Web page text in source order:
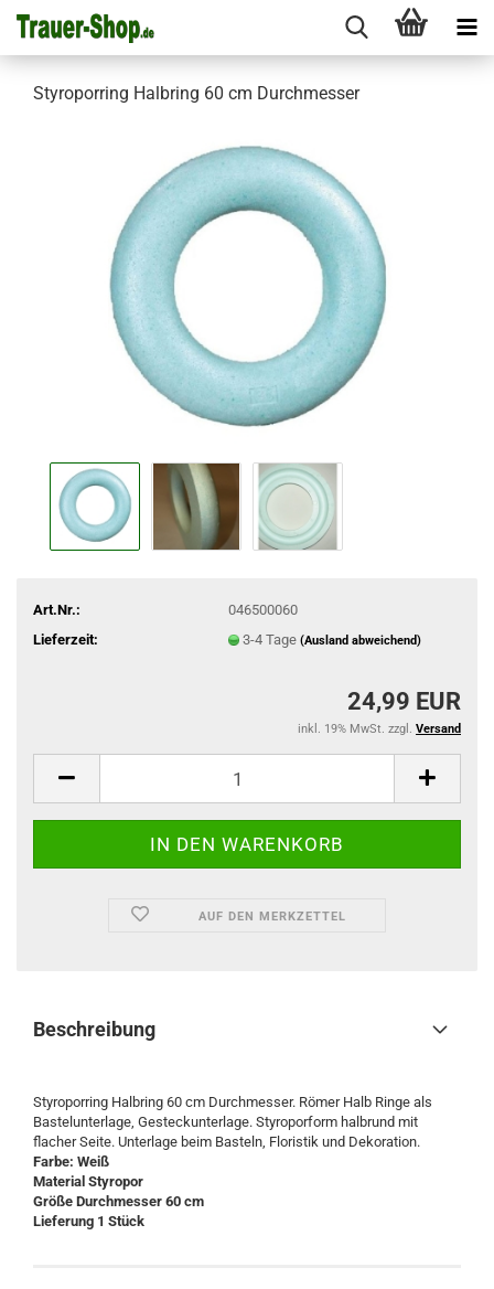
Styroporring Halbring 60 cm Durchmesser
Art.Nr.:
046500060
Lieferzeit:
3-4 Tage (Ausland abweichend)
24,99 EUR
inkl. 19% MwSt. zzgl. Versand
AUF DEN MERKZETTEL
Beschreibung
Styroporring Halbring 60 cm Durchmesser. Römer Halb Ringe als
Bastelunterlage, Gesteckunterlage. Styroporform halbrund mit
flacher Seite. Unterlage beim Basteln, Floristik und Dekoration.
Farbe: Weiß
Material Styropor
Größe Durchmesser 60 cm
Lieferung 1 Stück